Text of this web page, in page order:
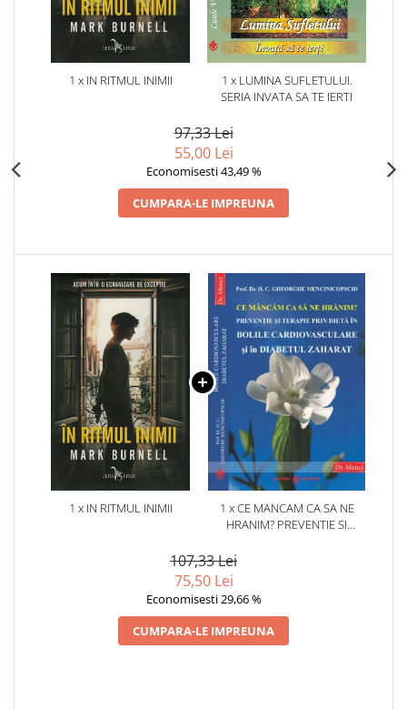
1 x IN RITMUL INIMII
1 x LUMINA SUFLETULUI.
SERIA INVATA SA TE IERTI
97,33 Lei
55,00 Lei
Economisesti 43,49 %
CUMPARA-LE IMPREUNA
1 x IN RITMUL INIMII
1 x CE MANCAM CA SA NE
HRANIM? PREVENTIE SI
CARDIOVASCULARE SI IN
107,33 Lei
75,50 Lei
Economisesti 29,66 %
CUMPARA-LE IMPREUNA